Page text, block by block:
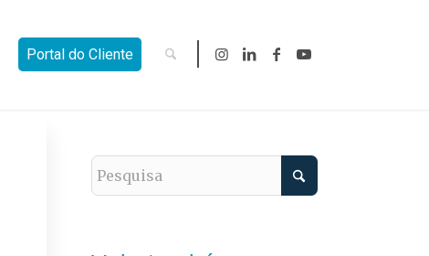
Portal do Cliente